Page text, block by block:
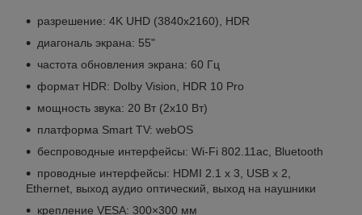
разрешение: 4K UHD (3840x2160), HDR
диагональ экрана: 55"
частота обновления экрана: 60 Гц
формат HDR: Dolby Vision, HDR 10 Pro
мощность звука: 20 Вт (2x10 Вт)
платформа Smart TV: webOS
беспроводные интерфейсы: Wi-Fi 802.11ac, Bluetooth
проводные интерфейсы: HDMI 2.1 x 3, USB x 2,
Ethernet, выход аудио оптический, выход на наушники
крепление VESA: 300×300 мм